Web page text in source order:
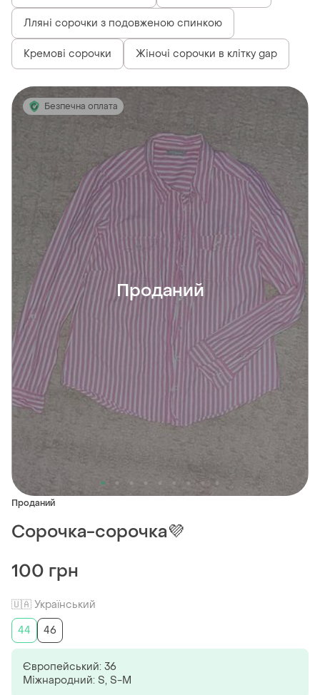
Лляні сорочки з подовженою спинкою
Кремові сорочки Жіночі сорочки в клітку gap
Безпечна оплата
Проданий
Проданий
Сорочка-сорочка💜
100 грн
🇺🇦 Український
44
46
Європейський: 36
Міжнародний: S, S-M